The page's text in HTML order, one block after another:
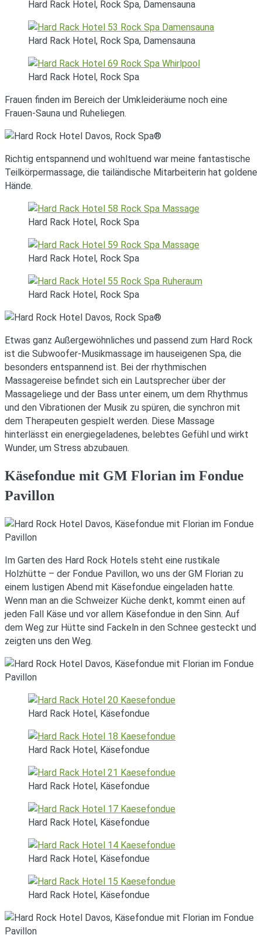
Hard Rack Hotel, Rock Spa, Damensauna
Hard Rack Hotel, Rock Spa, Damensauna
Hard Rack Hotel, Rock Spa
Frauen finden im Bereich der Umkleideräume noch eine
Frauen-Sauna und Ruheliegen.
Richtig entspannend und wohltuend war meine fantastische
Teilkörpermassage, die tailändische Mitarbeiterin hat goldene
Hände.
Hard Rack Hotel, Rock Spa
Hard Rack Hotel, Rock Spa
Hard Rack Hotel, Rock Spa
Etwas ganz Außergewöhnliches und passend zum Hard Rock
ist die Subwoofer-Musikmassage im hauseigenen Spa, die
besonders entspannend ist. Bei der rhythmischen
Massagereise befindet sich ein Lautsprecher über der
Massageliege und der Bass unter einem, um dem Rhythmus
und den Vibrationen der Musik zu spüren, die synchron mit
dem Therapeuten gespielt werden. Diese Massage
hinterlässt ein energiegeladenes, belebtes Gefühl und wirkt
Wunder, um Stress abzubauen.
Käsefondue mit GM Florian im Fondue
Pavillon
Im Garten des Hard Rock Hotels steht eine rustikale
Holzhütte – der Fondue Pavillon, wo uns der GM Florian zu
einem lustigen Abend mit Käsefondue eingeladen hatte.
Wenn man an die Schweizer Küche denkt, kommt einen auf
jeden Fall Käse und vor allem Käsefondue in den Sinn. Auf
dem Weg zur Hütte sind Fackeln in den Schnee gesteckt und
zeigten uns den Weg.
Hard Rack Hotel, Käsefondue
Hard Rack Hotel, Käsefondue
Hard Rack Hotel, Käsefondue
Hard Rack Hotel, Käsefondue
Hard Rack Hotel, Käsefondue
Hard Rack Hotel, Käsefondue